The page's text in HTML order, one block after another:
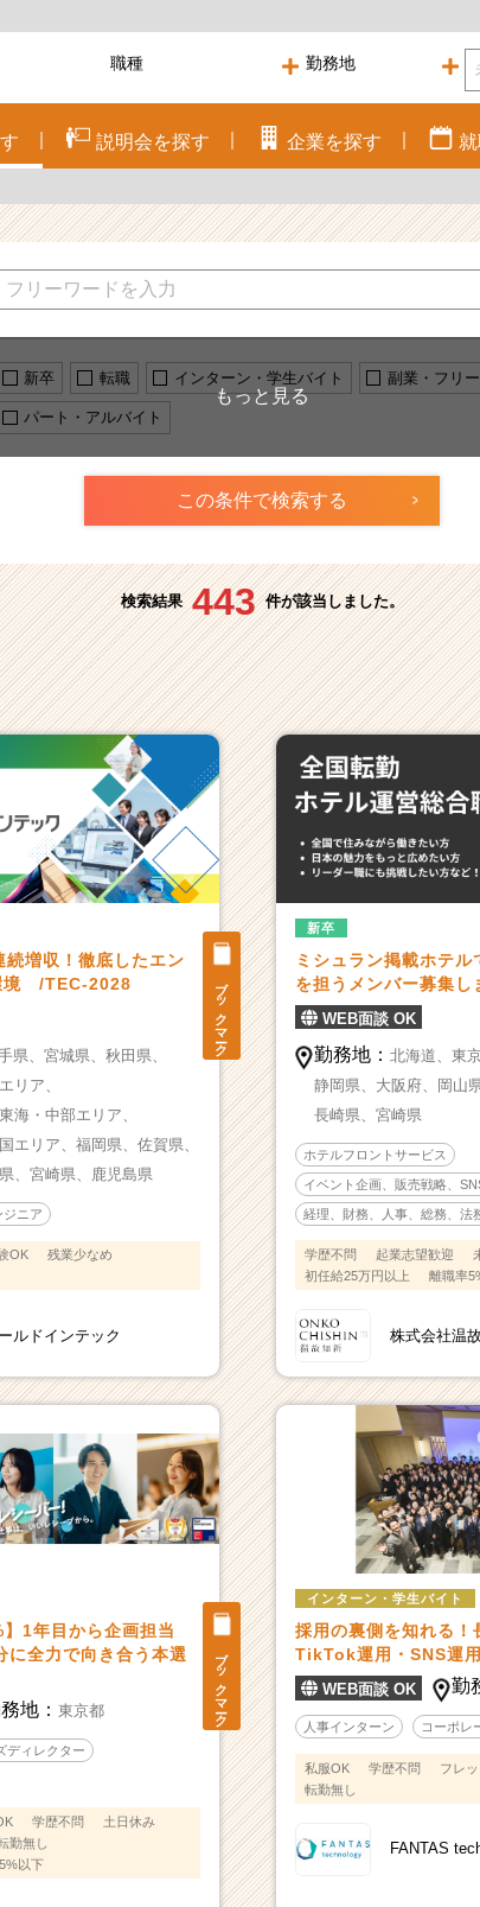
説明会を探す 企業を探す
新卒 転職 インターン・学生バイト 副業・フリ
パート・アルバイト
検索結果 443 件が該当しました。
ブックマーク
続増収！徹底したエン
境 /TEC-2028
県、 宮城県、 秋田県、
リア、
東海・中部エリア、
エリア、 福岡県、 佐賀県、
、 宮崎県、 鹿児島県
ジニア
OK
残業少なめ
ルドインテック
新卒
ミシュラン掲載ホテ
を担うメンバー募集し
WEB面談 OK
勤務地： 北海道、 東
静岡県、 大阪府、 岡山
長崎県、 宮崎県
ホテルフロントサービス
イベント企画、販売戦略、
経理、財務、人事、総務、法
学歴不問 起業志望歓迎
初任給25万円以上
離職率
株式会社温
ブックマーク
】1年目から企画担当
に全力で向き合う本選
地：東京都
ディレクター
学歴不問
土日休み
勤無し
以下
インターン・学生バイト
採用の裏側を知れる！
TikTok運用・SNS運
WEB面談 OK 勤
人事インターン コーポレ
私服OK 学歴不問 フレ
転勤無し
FANTAS